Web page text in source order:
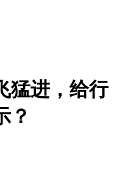
猛进，给行
？